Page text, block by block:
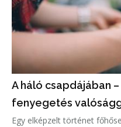
A háló csapdájában
fenyegetés
Egy elképzelt történet